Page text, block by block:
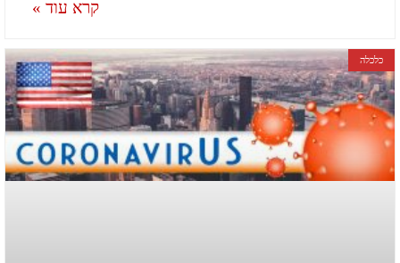
קרא עוד »
כלכלה